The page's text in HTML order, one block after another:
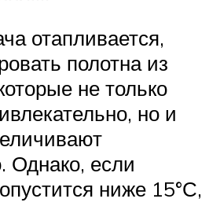
отапливается,
полотна из
не только
но и
Однако, если
ниже 15°С,